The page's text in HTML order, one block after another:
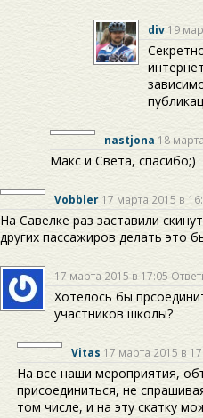
div 19
nastjona 18
Макс и Света, спасибо;)
Vobbler 17 марта 2015 в
На Савелке раз заставили
других пассажиров делать это
17 марта 2015 в 17:05
Хотелось бы
участников школы?
Vitas 17 марта 2015 в
На все наши мероприятия,
присоединиться, не
том числе, и на эту скатку